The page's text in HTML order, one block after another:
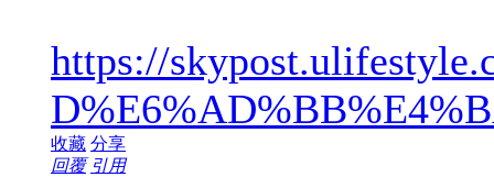
https://
收藏 分享
回覆 引用